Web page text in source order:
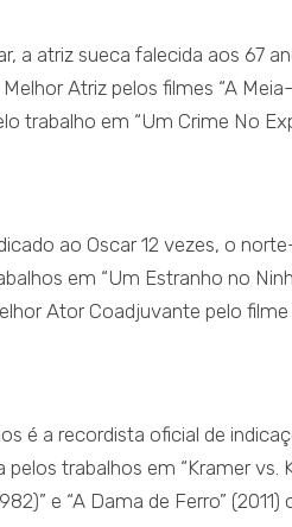
a atriz sueca falecida aos 67
Atriz pelos filmes “A
trabalho em “Um Crime No
ao Oscar 12 vezes, o
em “Um Estranho no
Ator Coadjuvante pelo filme
é a recordista oficial de
trabalhos em “Kramer
e “A Dama de Ferro”